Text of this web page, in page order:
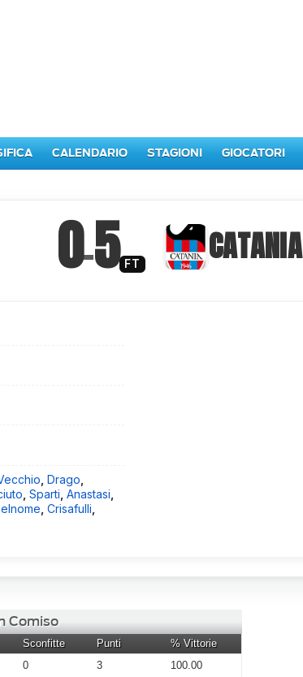
CALENDARIO STAGIONI GIOCATORI
0–5 FT CATANIA
,Drago
,Sparti ,Anastasi
,Crisafulli
Comiso
Sconfitte Punti
% Vittorie
0 3
100.00